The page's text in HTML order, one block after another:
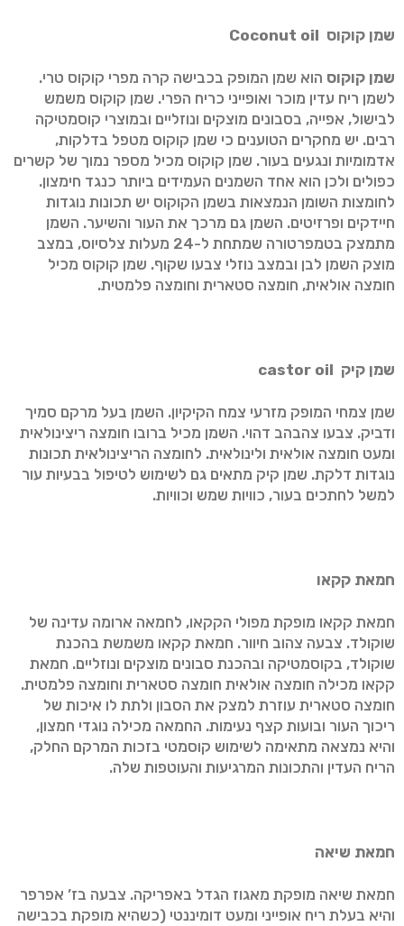
שמן קוקוס Coconut oil
שמן קוקוס הוא שמן המופק בכבישה קרה מפרי קוקוס טרי.
לשמן ריח עדין מוכר ואופייני כריח הפרי. שמן קוקוס משמש
לבישול, אפייה, בסבונים מוצקים ונוזליים ובמוצרי קוסמטיקה
רבים. יש מחקרים הטוענים כי שמן קוקוס מטפל בדלקות,
אדמומיות ונגעים בעור. שמן קוקוס מכיל מספר נמוך של קשרים
כפולים ולכן הוא אחד השמנים העמידים ביותר כנגד חימצון.
לחומצות השומן הנמצאות בשמן הקוקוס יש תכונות נוגדות
חיידקים ופרזיטים. השמן גם מרכך את העור והשיער. השמן
מתמצק בטמפרטורה שמתחת ל-24 מעלות צלסיוס, במצב
מוצק השמן לבן ובמצב נוזלי צבעו שקוף. שמן קוקוס מכיל
חומצה אולאית, חומצה סטארית וחומצה פלמטית.
שמן קיק castor oil
שמן צמחי המופק מזרעי צמח הקיקיון. השמן בעל מרקם סמיך
ודביק. צבעו צהבהב דהוי. השמן מכיל ברובו חומצה ריצינולאית
ומעט חומצה אולאית ולינולאית. לחומצה הריצינולאית תכונות
נוגדות דלקת. שמן קיק מתאים גם לשימוש לטיפול בבעיות עור
למשל לחתכים בעור, כוויות שמש וכוויות.
חמאת קקאו
חמאת קקאו מופקת מפולי הקקאו, לחמאה ארומה עדינה של
שוקולד. צבעה צהוב חיוור. חמאת קקאו משמשת בהכנת
שוקולד, בקוסמטיקה ובהכנת סבונים מוצקים ונוזליים. חמאת
קקאו מכילה חומצה אולאית חומצה סטארית וחומצה פלמטית.
חומצה סטארית עוזרת למצק את הסבון ולתת לו איכות של
ריכוך העור ובועות קצף נעימות. החמאה מכילה נוגדי חמצון,
והיא נמצאה מתאימה לשימוש קוסמטי בזכות המרקם החלק,
הריח העדין והתכונות המרגיעות והעוטפות שלה.
חמאת שיאה
חמאת שיאה מופקת מאגוז הגדל באפריקה. צבעה בז’ אפרפר
והיא בעלת ריח אופייני ומעט דומיננטי (כשהיא מופקת בכבישה